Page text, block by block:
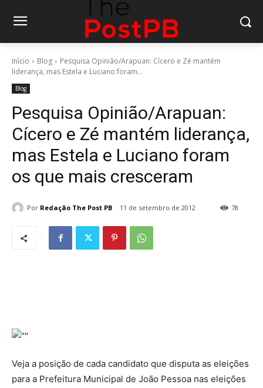
Início Blog
Pesquisa Opinião/Arapuan: Cícero e Zé mantém
liderança, mas Estela e Luciano foram...
Blog
Pesquisa Opinião/Arapuan:
Cícero e Zé mantém liderança,
mas Estela e Luciano foram
os que mais cresceram
Por Redação The Post PB 11 de setembro de 2012 78
Veja a posição de cada candidato que disputa as eleições
para a Prefeitura Municipal de João Pessoa nas eleições